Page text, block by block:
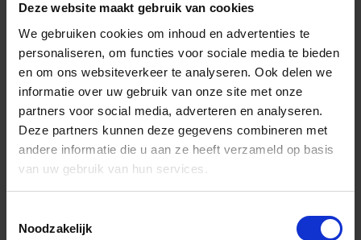
Deze website maakt gebruik van cookies
We gebruiken cookies om inhoud en advertenties te
personaliseren, om functies voor sociale media te bieden
en om ons websiteverkeer te analyseren. Ook delen we
informatie over uw gebruik van onze site met onze
partners voor social media, adverteren en analyseren.
Deze partners kunnen deze gegevens combineren met
andere informatie die u aan ze heeft verzameld op basis
van uw gebruik van hun services.
Noodzakelijk